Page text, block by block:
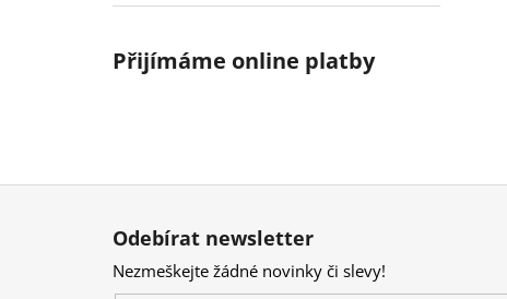
Přijímáme online platby
Odebírat newsletter
Nezmeškejte žádné novinky či slevy!